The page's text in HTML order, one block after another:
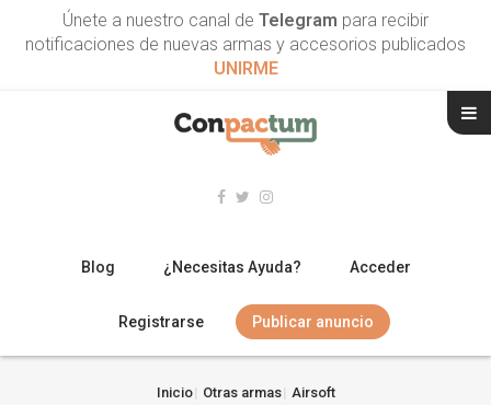
Únete a nuestro canal de Telegram para recibir
notificaciones de nuevas armas y accesorios publicados
UNIRME
Blog ¿Necesitas Ayuda? Acceder
Registrarse Publicar anuncio
Inicio Otras armas Airsoft